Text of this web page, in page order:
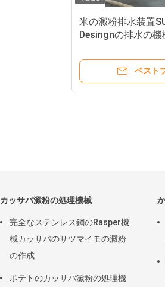
米の澱粉排水装置
Desingnの排水の機
ベスト
カッサバ澱粉の処理機械
完全なステンレス鋼のRasper機
械カッサバのサツマイモの澱粉
の作成
ポテトのカッサバ澱粉の処理機